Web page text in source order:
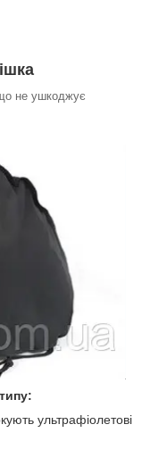
не ушкоджує
ультрафіолетові